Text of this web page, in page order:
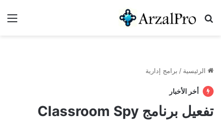
بحث عن
الرئيسية / برامج إدارية
أخر الأخبار
تفعيل برنامج Classroom Spy